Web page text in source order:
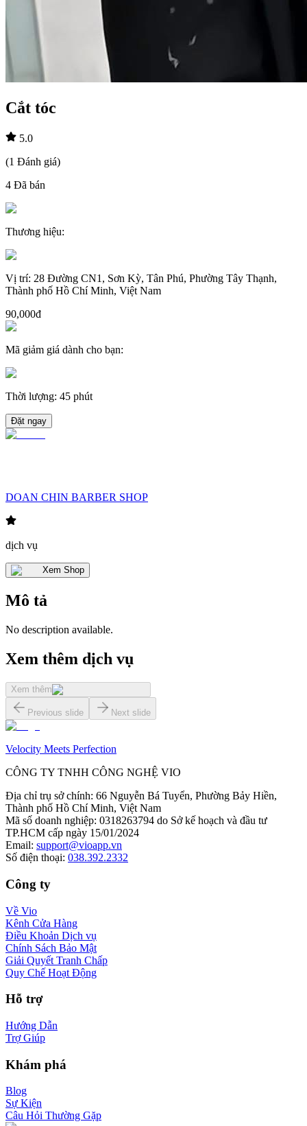
Cắt tóc
5.0
(1 Đánh giá)
4 Đã bán
Thương hiệu:
Vị trí: 28 Đường CN1, Sơn Kỳ, Tân Phú, Phường Tây Thạnh,
Thành phố Hồ Chí Minh, Việt Nam
90,000đ
Mã giảm giá dành cho bạn:
Thời lượng: 45 phút
Đặt ngay
DOAN CHIN BARBER SHOP
dịch vụ
Xem Shop
Mô tả
No description available.
Xem thêm dịch vụ
Xem thêm
Previous slide Next slide
Velocity Meets Perfection
CÔNG TY TNHH CÔNG NGHỆ VIO
Địa chỉ trụ sở chính: 66 Nguyễn Bá Tuyển, Phường Bảy Hiền,
Thành phố Hồ Chí Minh, Việt Nam
Mã số doanh nghiệp: 0318263794 do Sở kế hoạch và đầu tư
TP.HCM cấp ngày 15/01/2024
Email: support@vioapp.vn
Số điện thoại: 038.392.2332
Công ty
Về Vio
Kênh Cửa Hàng
Điều Khoản Dịch vụ
Chính Sách Bảo Mật
Giải Quyết Tranh Chấp
Quy Chế Hoạt Động
Hỗ trợ
Hướng Dẫn
Trợ Giúp
Khám phá
Blog
Sự Kiện
Câu Hỏi Thường Gặp